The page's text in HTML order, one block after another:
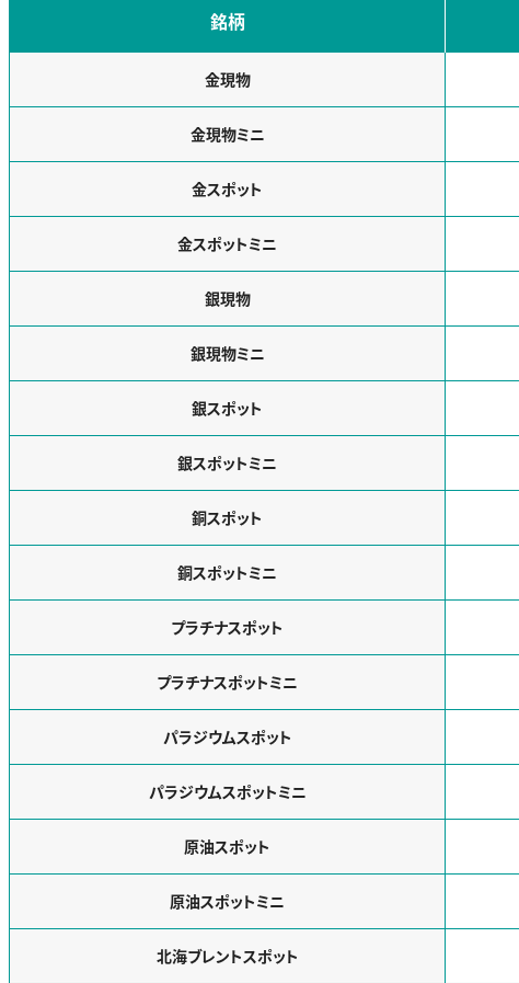
銘柄
金現物
金現物ミニ
金スポット
金スポットミニ
銀現物
銀現物ミニ
銀スポット
銀スポットミニ
銅スポット
銅スポットミニ
プラチナスポット
プラチナスポットミニ
パラジウムスポット
パラジウムスポットミニ
原油スポット
原油スポットミニ
北海ブレントスポット